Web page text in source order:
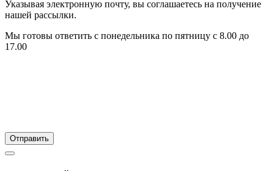
Указывая электронную почту, вы соглашаетесь на получение
нашей рассылки.
Мы готовы ответить с понедельника по пятницу с 8.00 до
17.00